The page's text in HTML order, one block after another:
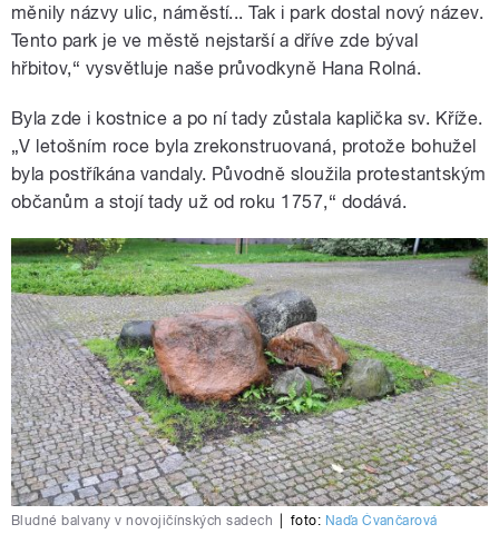
měnily názvy ulic, náměstí... Tak i park dostal nový název.
Tento park je ve městě nejstarší a dříve zde býval
hřbitov,“ vysvětluje naše průvodkyně Hana Rolná.
Byla zde i kostnice a po ní tady zůstala kaplička sv. Kříže.
„V letošním roce byla zrekonstruovaná, protože bohužel
byla postříkána vandaly. Původně sloužila protestantským
občanům a stojí tady už od roku 1757,“ dodává.
Bludné balvany v novojičínských sadech foto: Naďa Čvančarová